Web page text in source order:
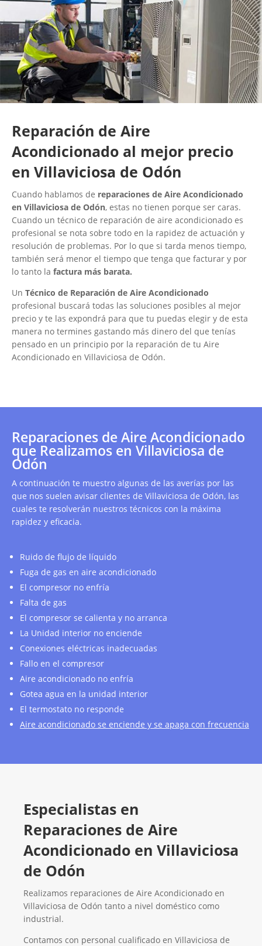
Reparación de Aire
Acondicionado al mejor precio
en Villaviciosa de Odón
Cuando hablamos de reparaciones de Aire Acondicionado
en Villaviciosa de Odón, estas no tienen porque ser caras.
Cuando un técnico de reparación de aire acondicionado es
profesional se nota sobre todo en la rapidez de actuación y
resolución de problemas. Por lo que si tarda menos tiempo,
también será menor el tiempo que tenga que facturar y por
lo tanto la factura más barata.
Un Técnico de Reparación de Aire Acondicionado
profesional buscará todas las soluciones posibles al mejor
precio y te las expondrá para que tu puedas elegir y de esta
manera no termines gastando más dinero del que tenías
pensado en un principio por la reparación de tu Aire
Acondicionado en Villaviciosa de Odón.
Reparaciones de Aire Acondicionado
que Realizamos en Villaviciosa de
Odón
A continuación te muestro algunas de las averías por las
que nos suelen avisar clientes de Villaviciosa de Odón, las
cuales te resolverán nuestros técnicos con la máxima
rapidez y eficacia.
Ruido de flujo de líquido
Fuga de gas en aire acondicionado
El compresor no enfría
Falta de gas
El compresor se calienta y no arranca
La Unidad interior no enciende
Conexiones eléctricas inadecuadas
Fallo en el compresor
Aire acondicionado no enfría
Gotea agua en la unidad interior
El termostato no responde
Aire acondicionado se enciende y se apaga con frecuencia
Especialistas en
Reparaciones de Aire
Acondicionado en Villaviciosa
de Odón
Realizamos reparaciones de Aire Acondicionado en
Villaviciosa de Odón tanto a nivel doméstico como
industrial.
Contamos con personal cualificado en Villaviciosa de